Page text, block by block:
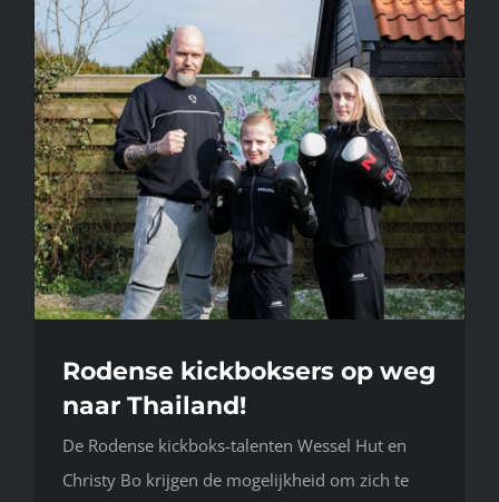
Rodense kickboksers op weg
naar Thailand!
De Rodense kickboks-talenten Wessel Hut en
Christy Bo krijgen de mogelijkheid om zich te